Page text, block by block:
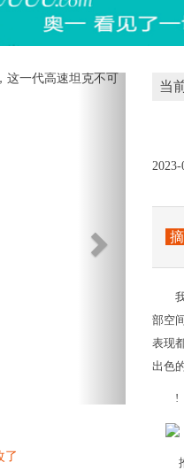
Next
了
当
2023-
部空
表现
出色
!